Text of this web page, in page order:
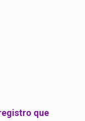
que